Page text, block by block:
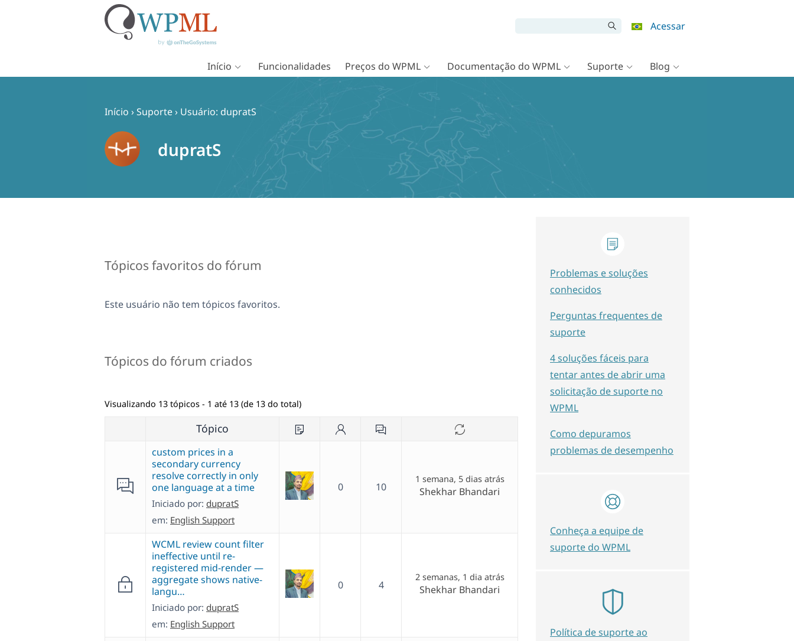
Acessar
Início Funcionalidades Preços do WPML Documentação do WPML Suporte Blog
Início ›Suporte› Usuário: dupratS
dupratS
Tópicos favoritos do fórum
Este usuário não tem tópicos favoritos.
Tópicos do fórum criados
Visualizando 13 tópicos - 1 até 13 (de 13 do total)
Tópico
custom prices in a
secondary currency
resolve correctly in only
one language at a time
Iniciado por: dupratS
em: English Support
0 10
1 semana, 5 dias atrás
Shekhar Bhandari
WCML review count filter
ineffective until re-
registered mid-render —
aggregate shows native-
langu…
Iniciado por: dupratS
em: English Support
0 4
2 semanas, 1 dia atrás
Shekhar Bhandari
Problemas e soluções
conhecidos
Perguntas frequentes de
suporte
4 soluções fáceis para
tentar antes de abrir uma
solicitação de suporte no
WPML
Como depuramos
problemas de desempenho
Conheça a equipe de
suporte do WPML
Política de suporte ao